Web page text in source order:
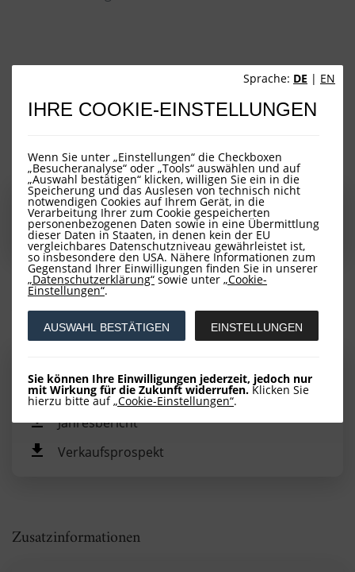
Sprache: DE | EN
IHRE COOKIE-EINSTELLUNGEN
Wenn Sie unter „Einstellungen“ die Checkboxen
„Besucheranalyse“ oder „Tools“ auswählen und auf
„Auswahl bestätigen“ klicken, willigen Sie ein in die
Speicherung und das Auslesen von technisch nicht
notwendigen Cookies auf Ihrem Gerät, in die
Verarbeitung Ihrer zum Cookie gespeicherten
personenbezogenen Daten sowie in eine Übermittlung
dieser Daten in Staaten, in denen kein der EU
vergleichbares Datenschutzniveau gewährleistet ist,
so insbesondere den USA. Nähere Informationen zum
Gegenstand Ihrer Einwilligungen finden Sie in unserer
„Datenschutzerklärung“ sowie unter „Cookie-
Einstellungen“.
AUSWAHL BESTÄTIGEN EINSTELLUNGEN
Sie können Ihre Einwilligungen jederzeit, jedoch nur
mit Wirkung für die Zukunft widerrufen. Klicken Sie
hierzu bitte auf„Cookie-Einstellungen“.
Downloads
Factsheets
Tagesaktuelles Factsheet
Monatsultimo Factsheet
Verkaufsunterlagen
Halbjahresbericht
Jahresbericht
Verkaufsprospekt
Zusatzinformationen